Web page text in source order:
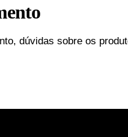
dúvidas sobre os